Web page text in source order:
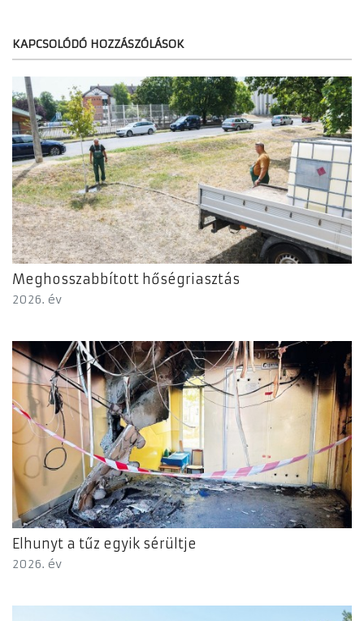
KAPCSOLÓDÓ HOZZÁSZÓLÁSOK
Meghosszabbított hőségriasztás
2026. év
Elhunyt a tűz egyik sérültje
2026. év